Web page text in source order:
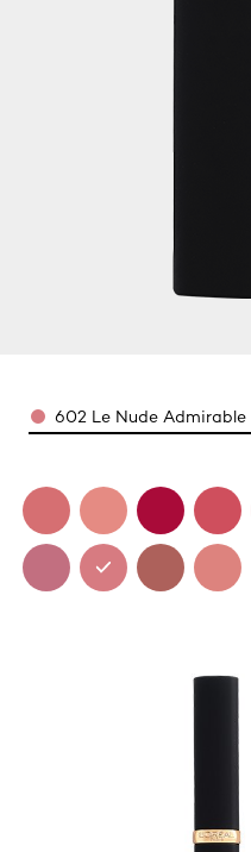
Color602 Le Nude Admirable